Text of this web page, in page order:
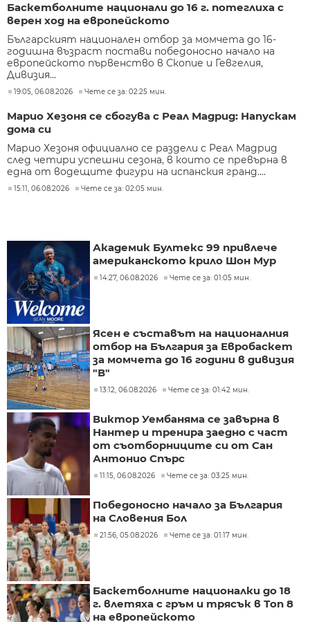
Баскетболните национали до 16 г. потеглиха с
верен ход на европейското
Българският национален отбор за момчета до 16-
годишна възраст постави победоносно начало на
европейското първенство в Скопие и Гевгелия,
Дивизия...
19:05, 06.08.2026 Чете се за: 02:25 мин.
Марио Хезоня се сбогува с Реал Мадрид: Напускам
дома си
Марио Хезоня официално се раздели с Реал Мадрид
след четири успешни сезона, в които се превърна в
една от водещите фигури на испанския гранд....
15:11, 06.08.2026 Чете се за: 02:05 мин.
Академик Бултекс 99 привлече
американското крило Шон Мур
14:27, 06.08.2026 Чете се за: 01:05 мин.
Ясен е съставът на националния
отбор на България за Евробаскет
за момчета до 16 години в дивизия
"В"
13:12, 06.08.2026 Чете се за: 01:42 мин.
Виктор Уембаняма се завърна в
Нантер и тренира заедно с част
от съотборниците си от Сан
Антонио Спърс
11:15, 06.08.2026 Чете се за: 03:25 мин.
Победоносно начало за България
на Словения Бол
21:56, 05.08.2026 Чете се за: 01:17 мин.
Баскетболните националки до 18
г. влетяха с гръм и трясък в Топ 8
на европейското